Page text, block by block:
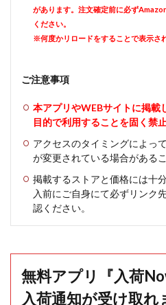
があります。注文確定前に必ず
ください。
※何度かリロードをすることで表示さ
ご注意事項
本アプリやWEBサイトに掲載
目的で利用することを固く禁
アクセスのタイミングによっ
が変更されている場合がある
掲載するストアと価格には十
入前にご自身にて必ずリンク
認ください。
無料アプリ『入荷
入荷通知が受け取れ